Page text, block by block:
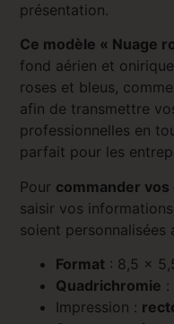
présentation.
Ce modèle « Nuage
fond aérien et
roses et bleus,
afin de transmettre
professionnelles en
parfait pour les
Pour commander
saisir vos
soient personnalisées
Format : 8,5 x
Quadrichromie :
Impression :